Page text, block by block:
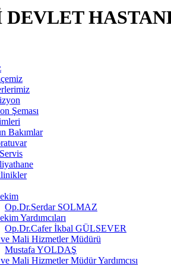
Şeması
Bakımlar
Op.Dr.Serdar SOLMAZ
Yardımcıları
Op.Dr.Cafer İkbal GÜLSEVER
Mali Hizmetler Müdürü
Mustafa YOLDAŞ
Mali Hizmetler Müdür Yardımcısı